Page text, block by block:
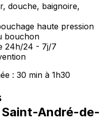
douche, baignoire,
haute pression
bouchon
24h/24 - 7j/7
: 30 min à 1h30
André-de-